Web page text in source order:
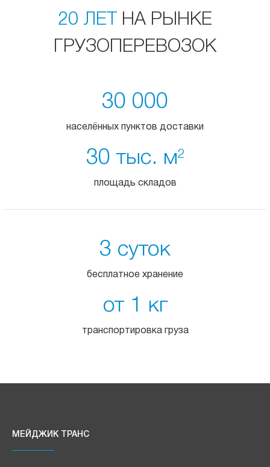
20 ЛЕТ
НА РЫНКЕ
ГРУЗОПЕРЕВОЗОК
30 000
населённых пунктов доставки
30 тыс. м2
площадь складов
3 суток
бесплатное хранение
от 1 кг
транспортировка груза
МЕЙДЖИК ТРАНС